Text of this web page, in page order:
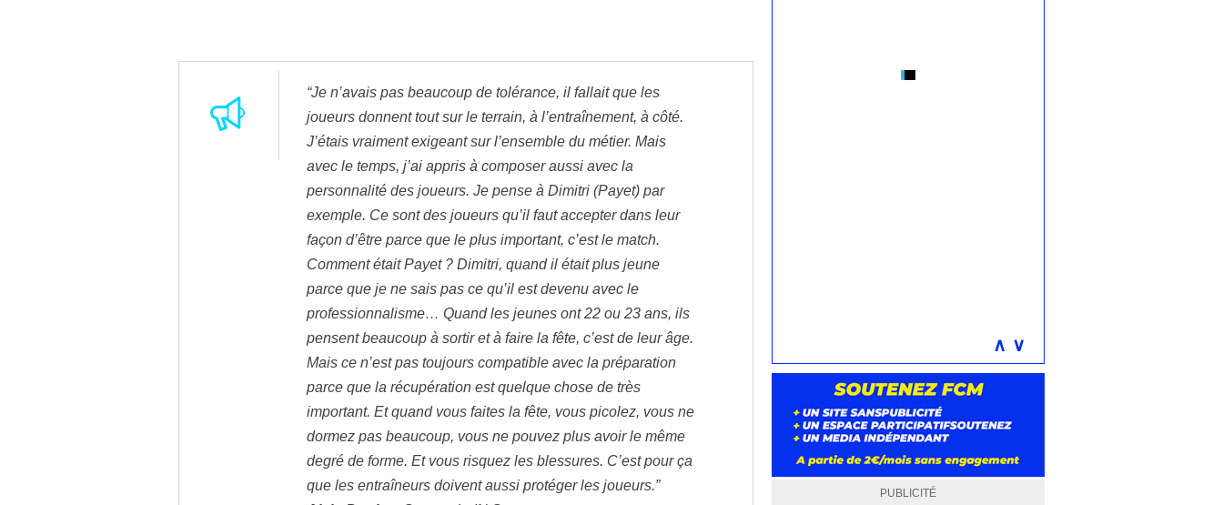
∧ ∨
PUBLICITÉ
“Je n’avais pas beaucoup de tolérance, il fallait que les
joueurs donnent tout sur le terrain, à l’entraînement, à côté.
J’étais vraiment exigeant sur l’ensemble du métier. Mais
avec le temps, j’ai appris à composer aussi avec la
personnalité des joueurs. Je pense à Dimitri (Payet) par
exemple. Ce sont des joueurs qu’il faut accepter dans leur
façon d’être parce que le plus important, c’est le match.
Comment était Payet ? Dimitri, quand il était plus jeune
parce que je ne sais pas ce qu’il est devenu avec le
professionnalisme… Quand les jeunes ont 22 ou 23 ans, ils
pensent beaucoup à sortir et à faire la fête, c’est de leur âge.
Mais ce n’est pas toujours compatible avec la préparation
parce que la récupération est quelque chose de très
important. Et quand vous faites la fête, vous picolez, vous ne
dormez pas beaucoup, vous ne pouvez plus avoir le même
degré de forme. Et vous risquez les blessures. C’est pour ça
que les entraîneurs doivent aussi protéger les joueurs.”